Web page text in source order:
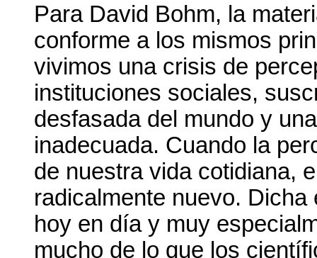
Para David Bohm, la
conforme a los mismos
vivimos una crisis de
instituciones sociales,
desfasada del mundo y
inadecuada. Cuando la
de nuestra vida cotidiana,
radicalmente nuevo.
hoy en día y muy
mucho de lo que los